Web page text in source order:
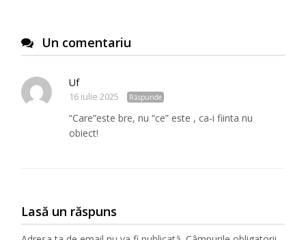
Un comentariu
Uf
16 iulie 2025 Răspunde
“Care”este bre, nu “ce” este , ca-i fiinta nu
obiect!
Lasă un răspuns